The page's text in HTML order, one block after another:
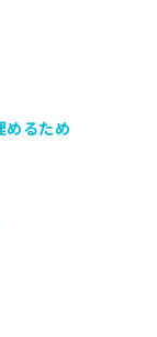
めるため